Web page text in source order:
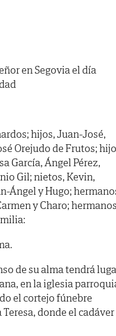
en Segovia el día
hijos, Juan-José,
Orejudo de Frutos;
García, Ángel Pérez,
Gil; nietos, Kevin,
Ángel y Hugo;
y Charo;
de su alma tendrá
en la iglesia
el cortejo fúnebre
donde el cadáver